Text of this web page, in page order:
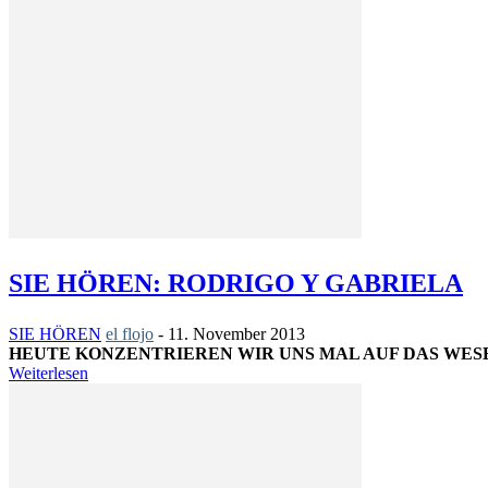
SIE HÖREN: RODRIGO Y GABRIELA
SIE HÖREN el flojo - 11. November 2013
HEUTE KONZENTRIEREN WIR UNS MAL AUF DAS
Weiterlesen